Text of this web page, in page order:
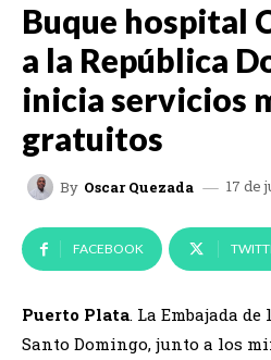
Buque hospital
a la República
inicia servicios
gratuitos
By Oscar Quezada 17 de
FACEBOOK
Puerto Plata. La Embajada
Santo Domingo, junto a los